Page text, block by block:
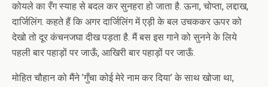
कोयले का रँग स्याह से बदल कर सुनहरा हो जाता है. ऊना, चोप्ता, लद्दाख,
दार्जिलिंग. कहते हैं कि अगर दार्जिलिंग में एड़ी के बल उचककर ऊपर को
देखो तो दूर कंचनजघा दीख पड़ता है. मैं बस इस गाने को सुनने के लिये
पहली बार पहाड़ों पर जाऊँ, आखिरी बार पहाड़ों पर जाऊँ.
मोहित चौहान को मैंने ’गुँचा कोई मेरे नाम कर दिया’ के साथ खोजा था,